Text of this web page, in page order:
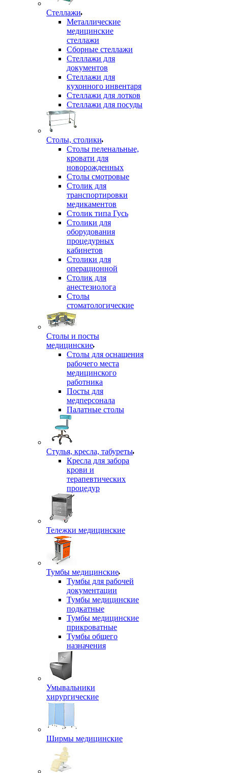
Стеллажи
Металлические
медицинские
стеллажи
Сборные стеллажи
Стеллажи для
документов
Стеллажи для
кухонного инвентаря
Стеллажи для лотков
Стеллажи для посуды
Столы, столики
Столы пеленальные,
кровати для
новорожденных
Столы смотровые
Столик для
транспортировки
медикаментов
Столик типа Гусь
Столики для
оборудования
процедурных
кабинетов
Столики для
операционной
Столик для
анестезиолога
Столы
стоматологические
Столы и посты
медицинские
Столы для оснащения
рабочего места
медицинского
работника
Посты для
медперсонала
Палатные столы
Стулья, кресла, табуреты
Кресла для забора
крови и
терапевтических
процедур
Тележки медицинские
Тумбы медицинские
Тумбы для рабочей
документации
Тумбы медицинские
подкатные
Тумбы медицинские
прикроватные
Тумбы общего
назначения
Умывальники
хирургические
Ширмы медицинские